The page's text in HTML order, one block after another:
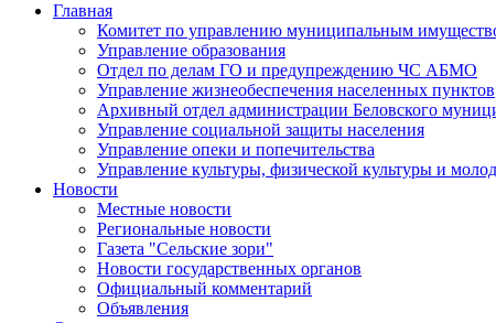
Главная
Комитет по управлению муниципальным
Управление образования
Отдел по делам ГО и предупреждению ЧС АБМО
Управление жизнеобеспечения населенных пунктов
Архивный отдел администрации Беловского
Управление социальной защиты населения
Управление опеки и попечительства
Управление культуры, физической культуры и
Новости
Местные новости
Региональные новости
Газета "Сельские зори"
Новости государственных органов
Официальный комментарий
Объявления